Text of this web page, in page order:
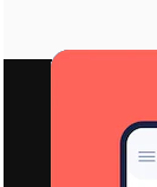
Video
Modelli di video